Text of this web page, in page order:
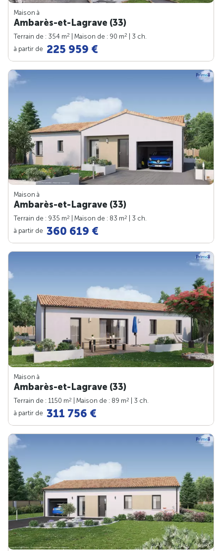
Maison à
Ambarès-et-Lagrave (33)
Terrain de : 354 m2 | Maison de : 90 m2
| 3 ch.
à partir de 225 959 €
Maison à
Ambarès-et-Lagrave (33)
Terrain de : 935 m2 | Maison de : 83 m2
| 3 ch.
à partir de 360 619 €
Maison à
Ambarès-et-Lagrave (33)
Terrain de : 1150 m2 | Maison de : 89 m2
| 3 ch.
à partir de 311 756 €